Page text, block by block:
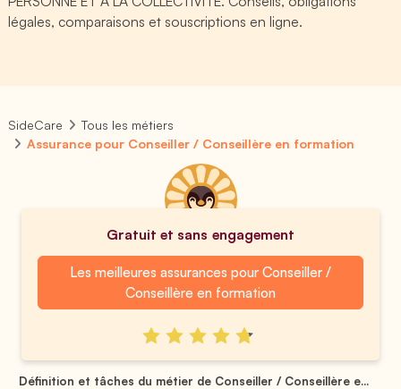
légales, comparaisons et souscriptions en ligne.
SideCare
Tous les métiers
Assurance pour Conseiller / Conseillère en formation
Gratuit et sans engagement
Les meilleures assurances pour Conseiller /
Conseillère en formation
Définition et tâches du métier de Conseiller / Conseillère e...